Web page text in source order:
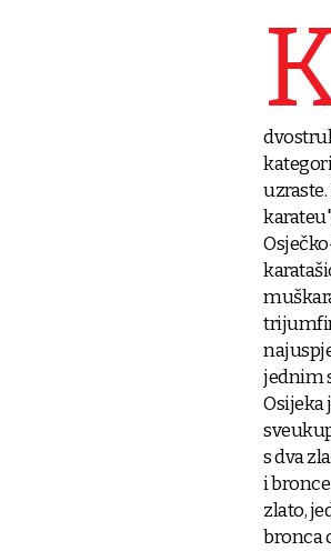
jednim
Osijeka
s dva
i
zlato,
bronca